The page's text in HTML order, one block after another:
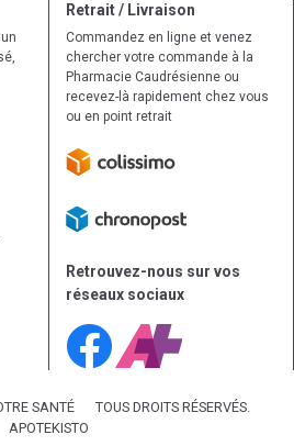
Retrait / Livraison
Commandez en ligne et venez
chercher votre commande à la
Pharmacie Caudrésienne ou
recevez-là rapidement chez vous
ou en point retrait
Retrouvez-nous sur vos
réseaux sociaux
SANTÉ
TOUS DROITS RÉSERVÉS.
APOTEKISTO